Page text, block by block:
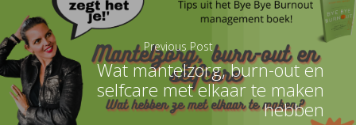
Previous Post
Wat mantelzorg, burn-out en
selfcare met elkaar te maken
hebben